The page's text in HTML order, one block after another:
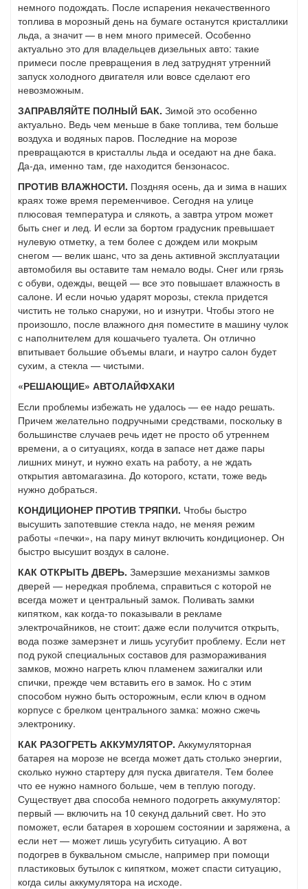
немного подождать. После испарения некачественного
топлива в морозный день на бумаге останутся кристаллики
льда, а значит — в нем много примесей. Особенно
актуально это для владельцев дизельных авто: такие
примеси после превращения в лед затруднят утренний
запуск холодного двигателя или вовсе сделают его
невозможным.
ЗАПРАВЛЯЙТЕ ПОЛНЫЙ БАК. Зимой это особенно
актуально. Ведь чем меньше в баке топлива, тем больше
воздуха и водяных паров. Последние на морозе
превращаются в кристаллы льда и оседают на дне бака.
Да-да, именно там, где находится бензонасос.
ПРОТИВ ВЛАЖНОСТИ. Поздняя осень, да и зима в наших
краях тоже время переменчивое. Сегодня на улице
плюсовая температура и слякоть, а завтра утром может
быть снег и лед. И если за бортом градусник превышает
нулевую отметку, а тем более с дождем или мокрым
снегом — велик шанс, что за день активной эксплуатации
автомобиля вы оставите там немало воды. Снег или грязь
с обуви, одежды, вещей — все это повышает влажность в
салоне. И если ночью ударят морозы, стекла придется
чистить не только снаружи, но и изнутри. Чтобы этого не
произошло, после влажного дня поместите в машину чулок
с наполнителем для кошачьего туалета. Он отлично
впитывает большие объемы влаги, и наутро салон будет
сухим, а стекла — чистыми.
«РЕШАЮЩИЕ» АВТОЛАЙФХАКИ
Если проблемы избежать не удалось — ее надо решать.
Причем желательно подручными средствами, поскольку в
большинстве случаев речь идет не просто об утреннем
времени, а о ситуациях, когда в запасе нет даже пары
лишних минут, и нужно ехать на работу, а не ждать
открытия автомагазина. До которого, кстати, тоже ведь
нужно добраться.
КОНДИЦИОНЕР ПРОТИВ ТРЯПКИ. Чтобы быстро
высушить запотевшие стекла надо, не меняя режим
работы «печки», на пару минут включить кондиционер. Он
быстро высушит воздух в салоне.
КАК ОТКРЫТЬ ДВЕРЬ. Замерзшие механизмы замков
дверей — нередкая проблема, справиться с которой не
всегда может и центральный замок. Поливать замки
кипятком, как когда-то показывали в рекламе
электрочайников, не стоит: даже если получится открыть,
вода позже замерзнет и лишь усугубит проблему. Если нет
под рукой специальных составов для размораживания
замков, можно нагреть ключ пламенем зажигалки или
спички, прежде чем вставить его в замок. Но с этим
способом нужно быть осторожным, если ключ в одном
корпусе с брелком центрального замка: можно сжечь
электронику.
КАК РАЗОГРЕТЬ АККУМУЛЯТОР. Аккумуляторная
батарея на морозе не всегда может дать столько энергии,
сколько нужно стартеру для пуска двигателя. Тем более
что ее нужно намного больше, чем в теплую погоду.
Существует два способа немного подогреть аккумулятор:
первый — включить на 10 секунд дальний свет. Но это
поможет, если батарея в хорошем состоянии и заряжена, а
если нет — может лишь усугубить ситуацию. А вот
подогрев в буквальном смысле, например при помощи
пластиковых бутылок с кипятком, может спасти ситуацию,
когда силы аккумулятора на исходе.